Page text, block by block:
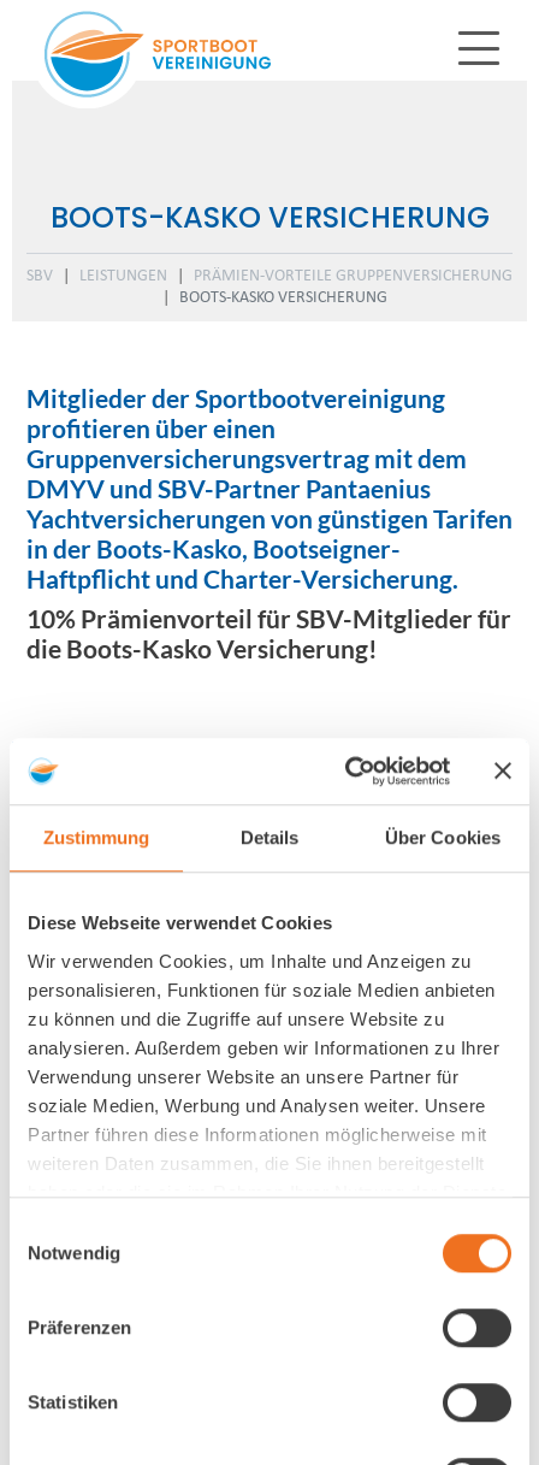
Zustimmung Details Über Cookies
Diese Webseite verwendet Cookies
Wir verwenden Cookies, um Inhalte und Anzeigen zu
personalisieren, Funktionen für soziale Medien anbieten
zu können und die Zugriffe auf unsere Website zu
analysieren. Außerdem geben wir Informationen zu Ihrer
Verwendung unserer Website an unsere Partner für
soziale Medien, Werbung und Analysen weiter. Unsere
Partner führen diese Informationen möglicherweise mit
weiteren Daten zusammen, die Sie ihnen bereitgestellt
haben oder die sie im Rahmen Ihrer Nutzung der Dienste
Notwendig
Präferenzen
Statistiken
BOOTS-KASKO VERSICHERUNG
SBV LEISTUNGEN
PRÄMIEN-VORTEILE GRUPPENVERSICHERUNG
BOOTS-KASKO VERSICHERUNG
Mitglieder der Sportbootvereinigung
profitieren über einen
Gruppenversicherungsvertrag mit dem
DMYV und SBV-Partner Pantaenius
Yachtversicherungen von günstigen Tarifen
in der Boots-Kasko, Bootseigner-
Haftpflicht und Charter-Versicherung.
10% Prämienvorteil für SBV-Mitglieder für
die Boots-Kasko Versicherung!
INFOS RUND UM DIE
BOOTS-KASKO
PARTNERS PANTAENIUS:
BOOTS-KASKO VERSICHERUNG
(externer Link)
Dann werden Sie jetzt gleich bei der